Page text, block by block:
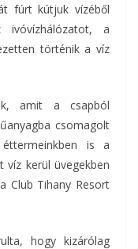
fúrt kútjuk vízéből
a
történik a víz
amit a csapból
csomagolt
is a
víz kerül üvegekben
Club Tihany Resort
hogy kizárólag